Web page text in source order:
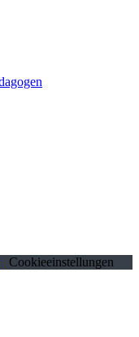
Cookieeinstellungen